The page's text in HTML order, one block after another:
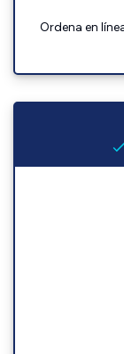
Ordena en